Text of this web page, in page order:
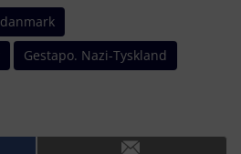
danmark
Gestapo. Nazi-Tyskland